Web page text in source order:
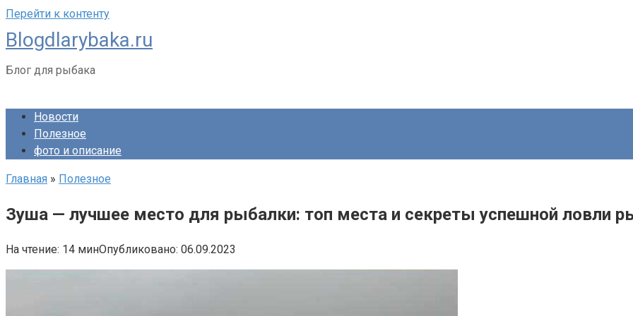
Перейти к контенту
Blogdlarybaka.ru
Блог для рыбака
Новости
Полезное
фото и описание
Главная » Полезное
Зуша — лучшее место для рыбалки: топ места и секреты успешной ловли
На чтение: 14 минОпубликовано: 06.09.2023